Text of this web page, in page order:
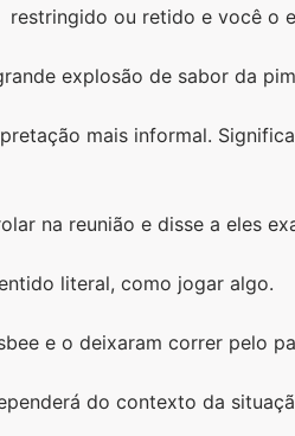
restringido ou retido e você o
explosão de sabor da
mais informal.
na reunião e disse a eles
literal, como jogar algo.
e o deixaram correr pelo
do contexto da